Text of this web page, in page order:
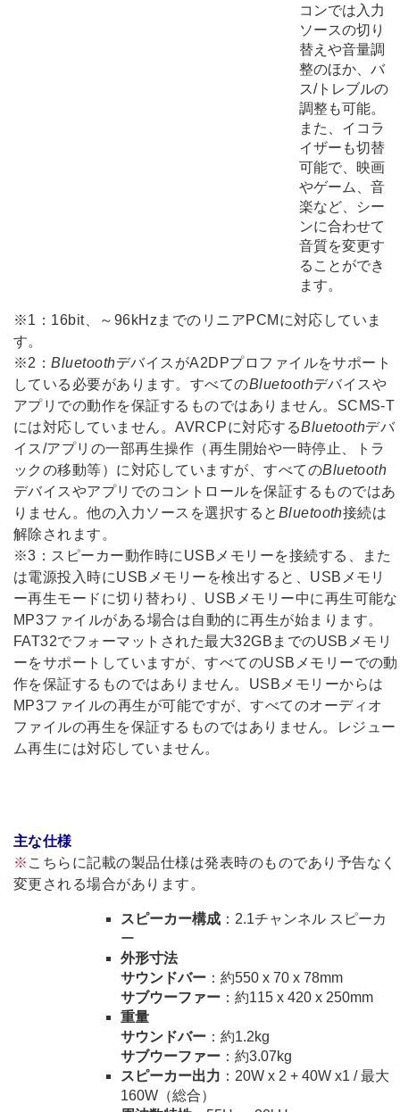
コンでは入力
ソースの切り
替えや音量調
整のほか、バ
ス/トレブルの
調整も可能。
また、イコラ
イザーも切替
可能で、映画
やゲーム、音
楽など、シー
ンに合わせて
音質を変更す
ることができ
ます。
※1：16bit、～96kHzまでのリニアPCMに対応していま
す。
※2：BluetoothデバイスがA2DPプロファイルをサポート
している必要があります。すべてのBluetoothデバイスや
アプリでの動作を保証するものではありません。SCMS-T
には対応していません。AVRCPに対応するBluetoothデバ
イス/アプリの一部再生操作（再生開始や一時停止、トラ
ックの移動等）に対応していますが、すべてのBluetooth
デバイスやアプリでのコントロールを保証するものではあ
りません。他の入力ソースを選択すると Bluetooth接続は
解除されます。
※3：スピーカー動作時にUSBメモリーを接続する、また
は電源投入時にUSBメモリーを検出すると、USBメモリ
ー再生モードに切り替わり、USBメモリー中に再生可能な
MP3ファイルがある場合は自動的に再生が始まります。
FAT32でフォーマットされた最大32GBまでのUSBメモリ
ーをサポートしていますが、すべてのUSBメモリーでの動
作を保証するものではありません。USBメモリーからは
MP3ファイルの再生が可能ですが、すべてのオーディオ
ファイルの再生を保証するものではありません。レジュー
ム再生には対応していません。
主な仕様
※ こちらに記載の製品仕様は発表時のものであり予告なく
変更される場合があります。
スピーカー構成 ：2.1チャンネル スピーカ
ー
外形寸法
サウンドバー ：約550 x 70 x 78mm
サブウーファー ：約115 x 420 x 250mm
重量
サウンドバー ：約1.2kg
サブウーファー ：約3.07kg
スピーカー出力 ：20W x 2 + 40W x1 / 最大
160W（総合）